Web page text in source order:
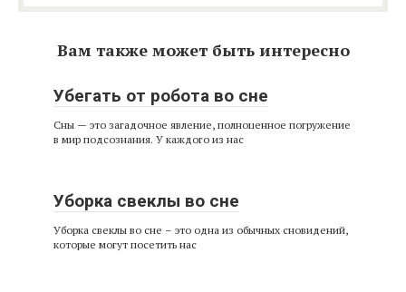
Вам также может быть интересно
Убегать от робота во сне
Сны — это загадочное явление, полноценное погружение
в мир подсознания. У каждого из нас
Уборка свеклы во сне
Уборка свеклы во сне – это одна из обычных сновидений,
которые могут посетить нас